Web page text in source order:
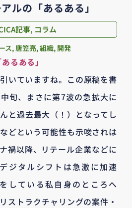
ルの「あるある」
記事, コラム
ス,唐笠亮,組織, 開発
るある」
いていますね。この原稿を書
旬、まさに第7波の急拡大に
と過去最大（！）となってし
どという可能性も示唆されは
禍以降、リテール企業などに
ジタルシフトは急激に加速
している私自身のところへ
ストラクチャリングの案件・